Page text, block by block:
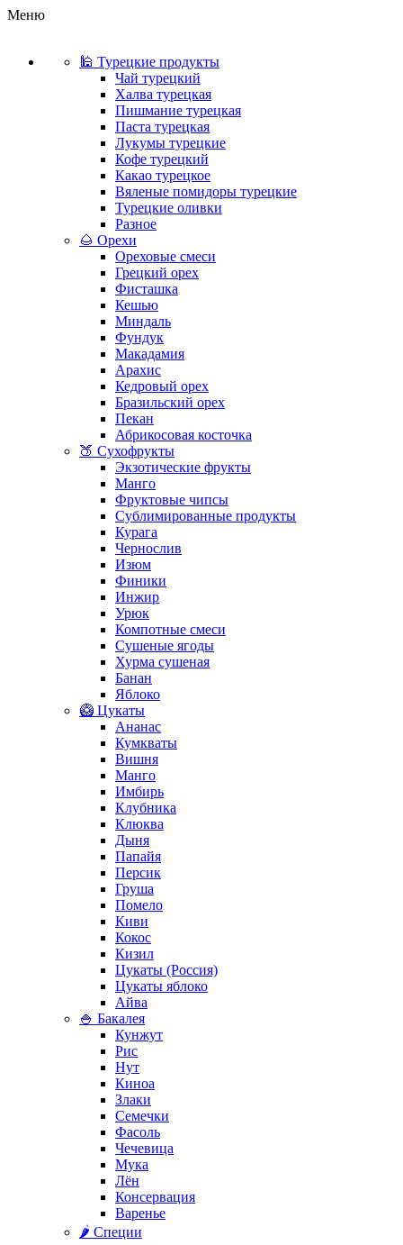
Меню
🕌 Турецкие продукты
Чай турецкий
Халва турецкая
Пишмание турецкая
Паста турецкая
Лукумы турецкие
Кофе турецкий
Какао турецкое
Вяленые помидоры турецкие
Турецкие оливки
Разное
🌰 Орехи
Ореховые смеси
Грецкий орех
Фисташка
Кешью
Миндаль
Фундук
Макадамия
Арахис
Кедровый орех
Бразильский орех
Пекан
Абрикосовая косточка
🍑 Сухофрукты
Экзотические фрукты
Манго
Фруктовые чипсы
Сублимированные продукты
Курага
Чернослив
Изюм
Финики
Инжир
Урюк
Компотные смеси
Сушеные ягоды
Хурма сушеная
Банан
Яблоко
🥝 Цукаты
Ананас
Кумкваты
Вишня
Манго
Имбирь
Клубника
Клюква
Дыня
Папайя
Персик
Груша
Помело
Киви
Кокос
Кизил
Цукаты (Россия)
Цукаты яблоко
Айва
🍚 Бакалея
Кунжут
Рис
Нут
Киноа
Злаки
Семечки
Фасоль
Чечевица
Мука
Лён
Консервация
Варенье
🌶️ Специи